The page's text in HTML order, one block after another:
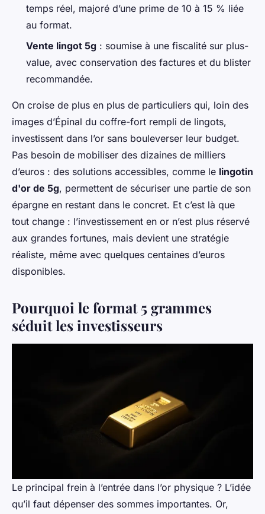
temps réel, majoré d’une prime de 10 à 15 % liée
au format.
Vente lingot 5g : soumise à une fiscalité sur plus-
value, avec conservation des factures et du blister
recommandée.
On croise de plus en plus de particuliers qui, loin des
images d’Épinal du coffre-fort rempli de lingots,
investissent dans l’or sans bouleverser leur budget.
Pas besoin de mobiliser des dizaines de milliers
d’euros : des solutions accessibles, comme le lingotin
d'or de 5g, permettent de sécuriser une partie de son
épargne en restant dans le concret. Et c’est là que
tout change : l’investissement en or n’est plus réservé
aux grandes fortunes, mais devient une stratégie
réaliste, même avec quelques centaines d’euros
disponibles.
Pourquoi le format 5 grammes
séduit les investisseurs
Le principal frein à l’entrée dans l’or physique ? L’idée
qu’il faut dépenser des sommes importantes. Or,